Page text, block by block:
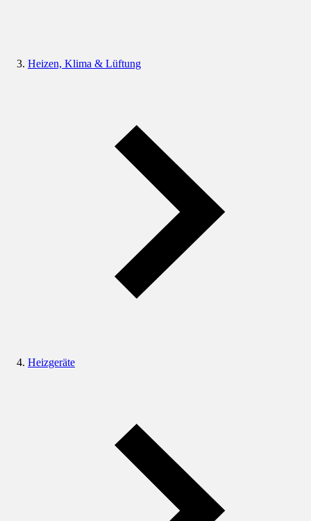
Heizen, Klima & Lüftung
Heizgeräte